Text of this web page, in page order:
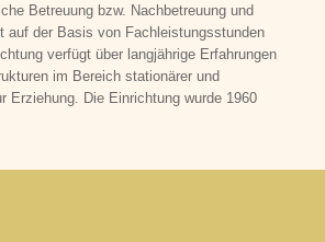
Betreuung bzw. Nachbetreuung und
auf der Basis von Fachleistungsstunden
verfügt über langjährige Erfahrungen
im Bereich stationärer und
Erziehung. Die Einrichtung wurde 1960